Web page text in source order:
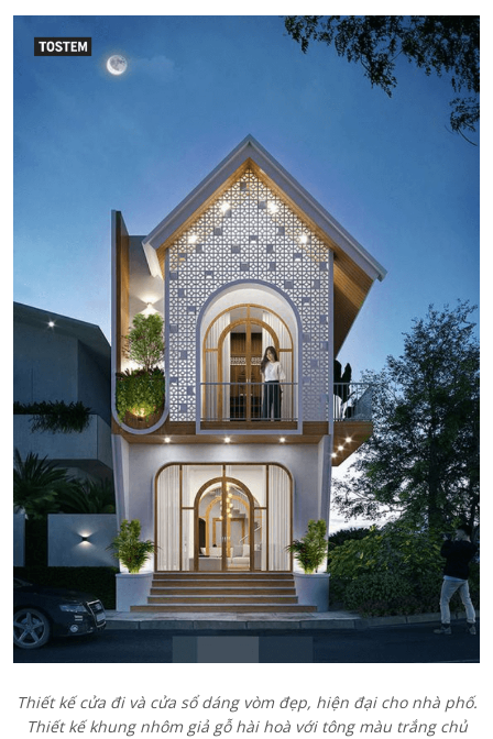
Thiết kế cửa đi và cửa sổ dáng vòm đẹp, hiện đại cho nhà phố.
Thiết kế khung nhôm giả gỗ hài hoà với tông màu trắng chủ